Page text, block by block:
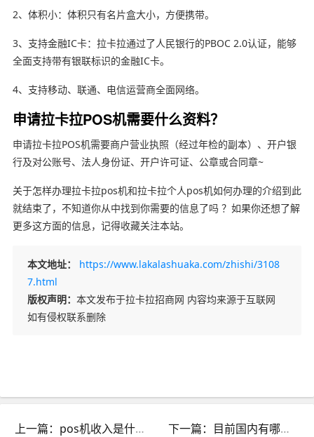
2、体积小：体积只有名片盒大小，方便携带。
3、支持金融IC卡：拉卡拉通过了人民银行的PBOC 2.0认证，能够
全面支持带有银联标识的金融IC卡。
4、支持移动、联通、电信运营商全面网络。
申请拉卡拉POS机需要什么资料？
申请拉卡拉POS机需要商户营业执照（经过年检的副本）、开户银
行及对公账号、法人身份证、开户许可证、公章或合同章~
关于怎样办理拉卡拉pos机和拉卡拉个人pos机如何办理的介绍到此
就结束了，不知道你从中找到你需要的信息了吗 ？如果你还想了解
更多这方面的信息，记得收藏关注本站。
本文地址：
https://www.lakalashuaka.com/zhishi/3108
7.html
版权声明： 本文发布于拉卡拉招商网 内容均来源于互联网
如有侵权联系删除
上一篇：pos机收入是什么意思_pos收入是什么意思? 下一篇：目前国内有哪些第三方支付平台_目前我国第三方支付平台有哪些